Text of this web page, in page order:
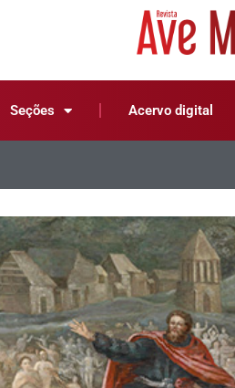
Seções Acervo digital